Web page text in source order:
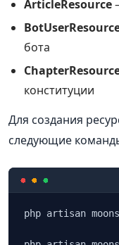
ArticleResource
бота
конституции
Для создания
следующие
php artisan